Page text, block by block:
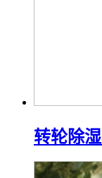
转轮除